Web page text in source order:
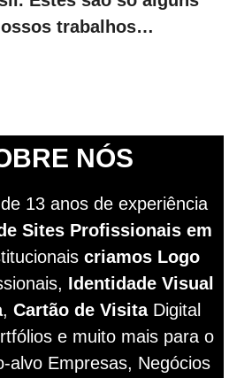
trabalhos…
NÓS
13 anos de experiência
Sites Profissionais em
criamos Logo
Identidade Visual
, Cartão de VisitaDigital
e muito mais para o
alvo Empresas, Negócios